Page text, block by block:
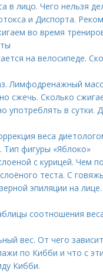
в лицо. Чего нельзя
и Диспорта.
во время
на велосипеде.
Лимфодренажный
сжечь. Сколько
употреблять в сутки.
веса
Тип фигуры «Яблоко»
с курицей. Чем
теста. С
эпиляции на
соотношения
вес. От чего
по Кибби и что с
Кибби.